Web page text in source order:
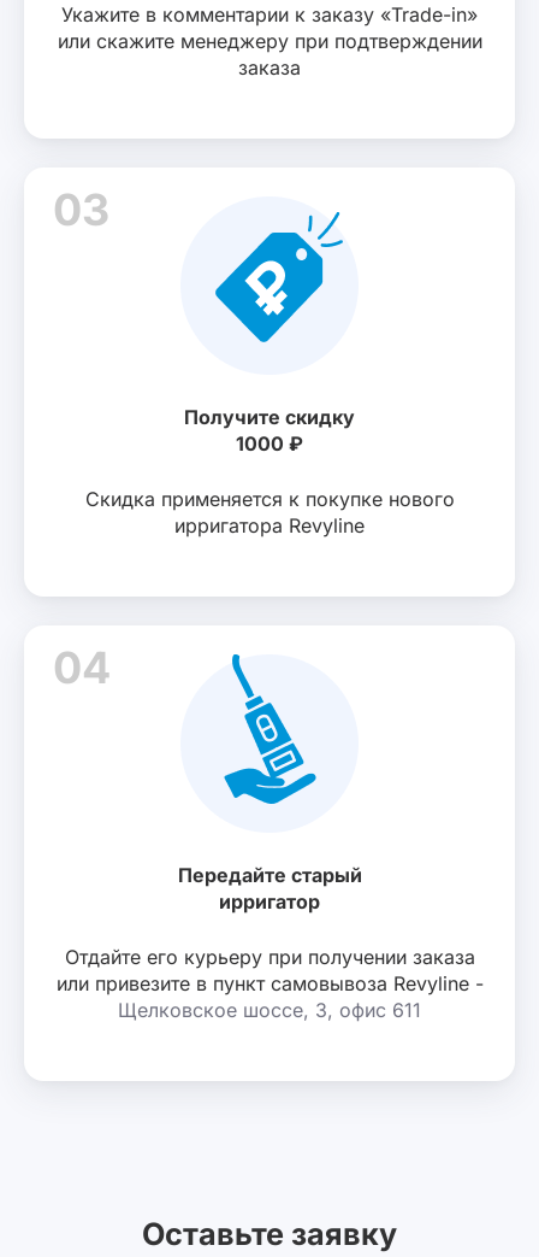
Укажите в комментарии к заказу «Trade-in»
или скажите менеджеру при подтверждении
заказа
03
Получите скидку
1000 ₽
Скидка применяется к покупке нового
ирригатора Revyline
04
Передайте старый
ирригатор
Отдайте его курьеру при получении заказа
или привезите в пункт самовывоза Revyline -
Щелковское шоссе, 3, офис 611
Оставьте заявку